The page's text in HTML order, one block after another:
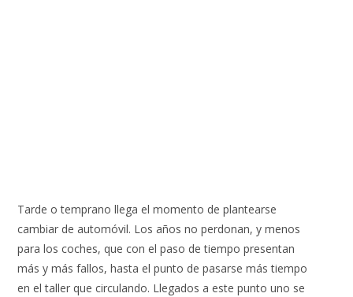
Tarde o temprano llega el momento de plantearse
cambiar de automóvil. Los años no perdonan, y menos
para los coches, que con el paso de tiempo presentan
más y más fallos, hasta el punto de pasarse más tiempo
en el taller que circulando. Llegados a este punto uno se